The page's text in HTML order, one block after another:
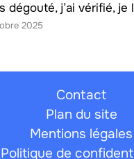
dégouté, j’ai vérifié, je
2025
Contact
Plan du site
Mentions légales
Politique de